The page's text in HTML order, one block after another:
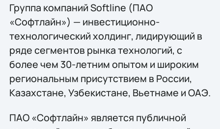
Группа компаний Softline (ПАО
«Софтлайн») — инвестиционно-
технологический холдинг, лидирующий в
ряде сегментов рынка технологий, c
более чем 30-летним опытом и широким
региональным присутствием в России,
Казахстане, Узбекистане, Вьетнаме и ОАЭ.
ПАО «Софтлайн» является публичной